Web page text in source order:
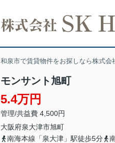
和泉市で賃貸物件をお探しなら株式会
モンサント旭町
5.4万円
管理/共益費 4,500円
大阪府泉大津市旭町
南海本線「泉大津」駅徒歩5分